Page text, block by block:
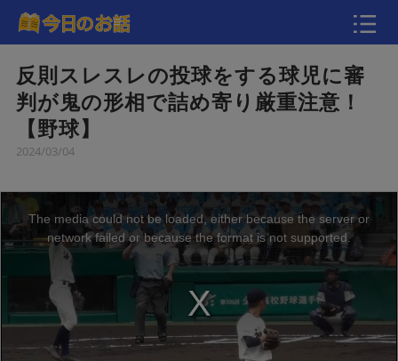
The media could not be loaded, either because the server or
network failed or because the format is not supported.
反則スレスレの投球をする球児に審
判が鬼の形相で詰め寄り厳重注意！
【野球】
2024/03/04
動画